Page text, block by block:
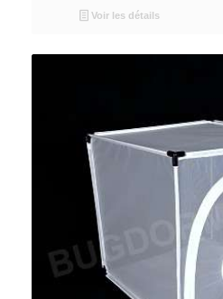
Voir les détails